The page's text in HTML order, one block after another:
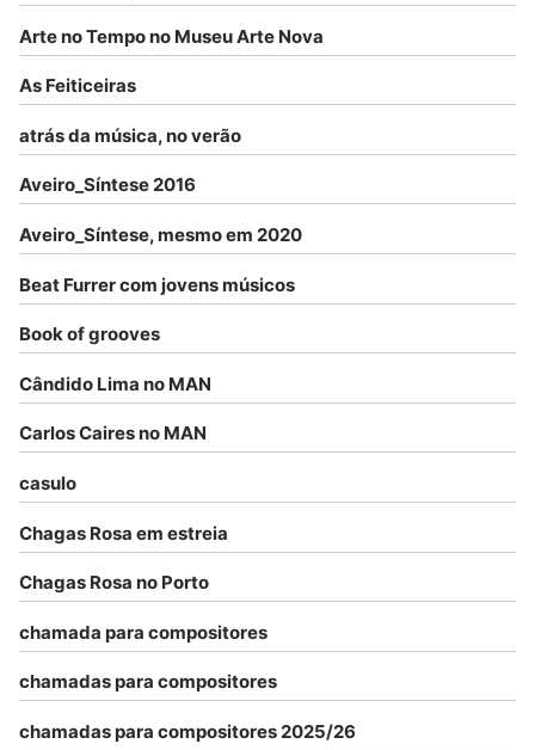
Arte no Tempo no Museu Arte Nova
As Feiticeiras
atrás da música, no verão
Aveiro_Síntese 2016
Aveiro_Síntese, mesmo em 2020
Beat Furrer com jovens músicos
Book of grooves
Cândido Lima no MAN
Carlos Caires no MAN
casulo
Chagas Rosa em estreia
Chagas Rosa no Porto
chamada para compositores
chamadas para compositores
chamadas para compositores 2025/26